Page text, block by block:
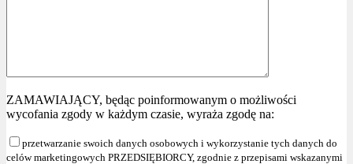
ZAMAWIAJĄCY, będąc poinformowanym o możliwości
wycofania zgody w każdym czasie, wyraża zgodę na:
przetwarzanie swoich danych osobowych i wykorzystanie tych danych do
celów marketingowych PRZEDSIĘBIORCY, zgodnie z przepisami wskazanymi